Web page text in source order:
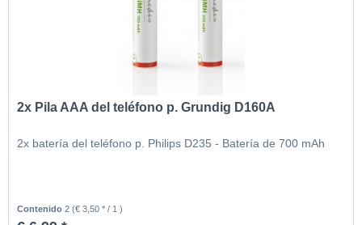
2x Pila AAA del teléfono p. Grundig D160A
2x batería del teléfono p. Philips D235 - Batería de 700 mAh
Contenido2(€ 3,50 * / 1 )